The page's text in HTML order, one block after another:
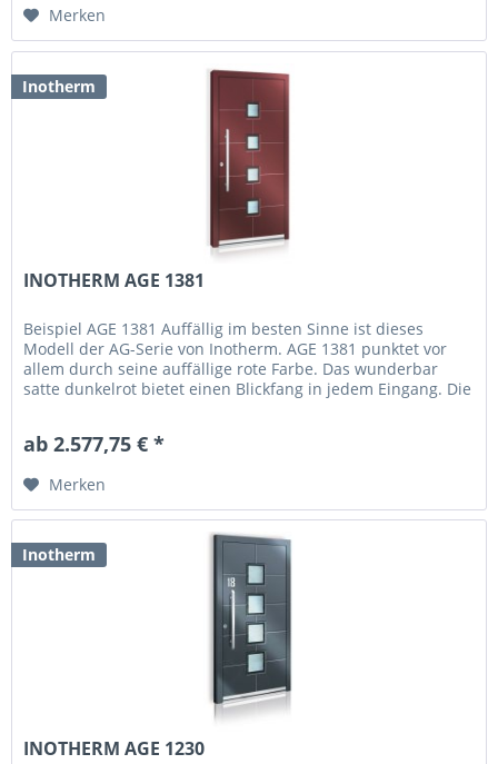
Merken
Inotherm
INOTHERM AGE 1381
Beispiel AGE 1381 Auffällig im besten Sinne ist dieses
Modell der AG-Serie von Inotherm. AGE 1381 punktet vor
allem durch seine auffällige rote Farbe. Das wunderbar
satte dunkelrot bietet einen Blickfang in jedem Eingang. Die
ab 2.577,75 € *
Merken
Inotherm
INOTHERM AGE 1230